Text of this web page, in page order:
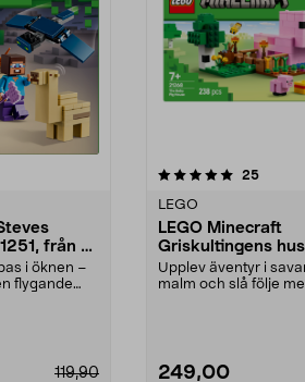
från 6
i öknen –
flygande
119,90
25
LEGO
LEGO Minecraft
Griskultingens
från 7 år
Upplev äventyr i
malm och slå följe
249,00
5.0av 5